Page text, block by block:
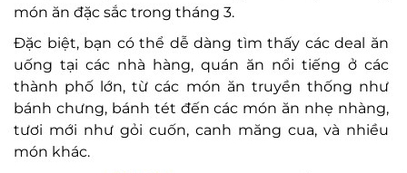
món ăn đặc sắc trong tháng 3.
Đặc biệt, bạn có thể dễ dàng tìm thấy các deal ăn
uống tại các nhà hàng, quán ăn nổi tiếng ở các
thành phố lớn, từ các món ăn truyền thống như
bánh chưng, bánh tét đến các món ăn nhẹ nhàng,
tươi mới như gỏi cuốn, canh măng cua, và nhiều
món khác.